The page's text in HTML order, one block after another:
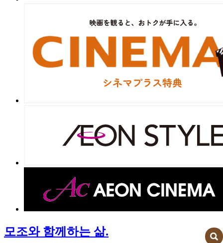
모조와 함께하는 삶.